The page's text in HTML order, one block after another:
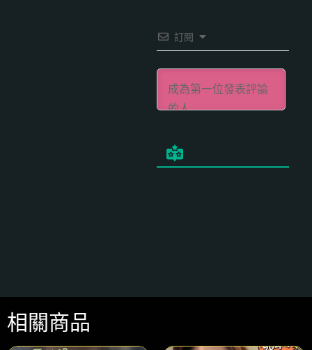
訂閱
相關商品